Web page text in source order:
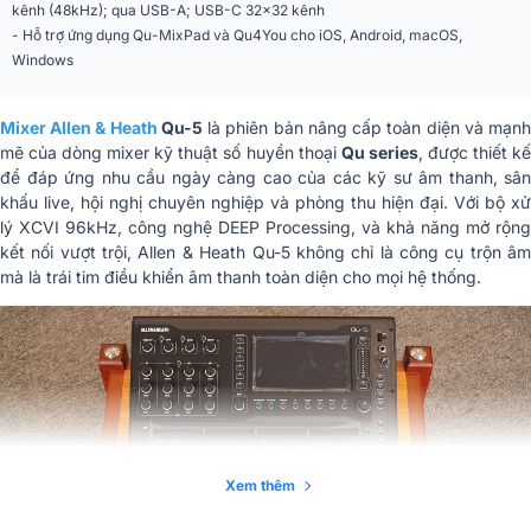
(Qu-5D)
Xử lý tín hiệu
32 kênh, HPF, PEQ 4 băng,
Kích thước tịnh
(RxCxS)
440 x 213 x 476mm
Trọng lượng tịnh 10kg
Kích thước vận chuyển
(RxCxS)
570 x 310 x 640mm
Trọng lượng vận
chuyển
12.6kg
Nhập khẩu & Phân
phối
CÔNG TY TNHH SONOS LIBRA
VIỆT NAM
kênh (48kHz); qua USB-A; USB-C 32x32 kênh
- Hỗ trợ ứng dụng Qu-MixPad và Qu4You cho iOS, Android, macOS,
Windows
Mixer Allen & Heath Qu-5 là phiên bản nâng cấp toàn diện và mạnh
mẽ của dòng mixer kỹ thuật số huyền thoại Qu series, được thiết kế
để đáp ứng nhu cầu ngày càng cao của các kỹ sư âm thanh, sân
khấu live, hội nghị chuyên nghiệp và phòng thu hiện đại. Với bộ xử
lý XCVI 96kHz, công nghệ DEEP Processing, và khả năng mở rộng
kết nối vượt trội, Allen & Heath Qu-5 không chỉ là công cụ trộn âm
mà là trái tim điều khiển âm thanh toàn diện cho mọi hệ thống.
Xem thêm